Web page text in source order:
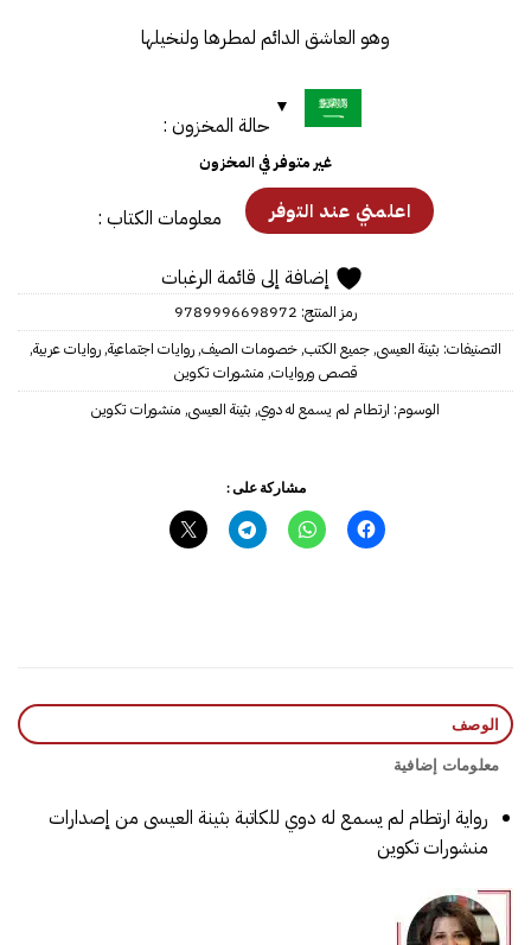
وهو العاشق الدائم لمطرها ولنخيلها
حالة المخزون :
غير متوفر في المخزون
معلومات الكتاب :
إضافة إلى قائمة الرغبات
رمز المنتج: 9789996698972
التصنيفات: بثينة العيسى,جميع الكتب,خصومات الصيف,روايات اجتماعية,روايات عربية,
قصص وروايات, منشورات تكوين
الوسوم: ارتطام لم يسمع له دوي, بثينة العيسى, منشورات تكوين
مشاركة على :
الوصف
معلومات إضافية
رواية ارتطام لم يسمع له دوي للكاتبة بثينة العيسى من إصدارات
منشورات تكوين